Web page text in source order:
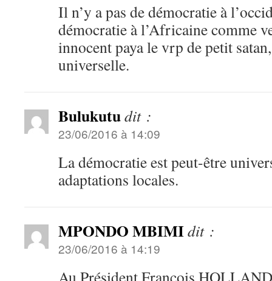
Il n’y a pas de démocratie à
démocratie à l’Africaine comme
innocent paya le vrp de petit
universelle.
Bulukutudit :
23/06/2016 à 14:09
La démocratie est peut-être
adaptations locales.
MPONDO MBIMIdit :
23/06/2016 à 14:19
Au Président François